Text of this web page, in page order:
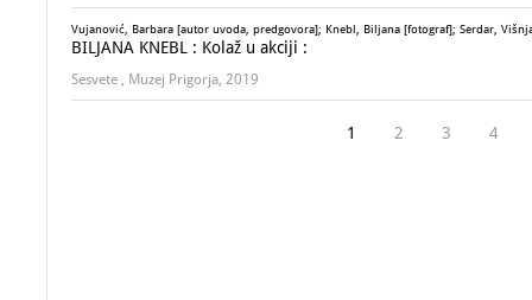
Vujanović, Barbara [autor uvoda, predgovora]; Knebl, Biljana [fotograf]; Serdar,
BILJANA KNEBL : Kolaž u akciji :
Sesvete , Muzej Prigorja, 2019
1 2 3 4